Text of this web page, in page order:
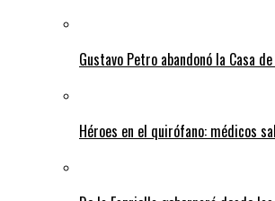
Gustavo Petro abandonó la Casa
Héroes en el quirófano: médicos